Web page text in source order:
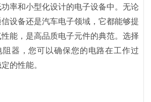
率和小型化设计的电子设备中。无论
设备还是汽车电子领域，它都能够提
能，是高品质电子元件的典范。选择
阻器，您可以确保您的电路在工作过
的性能。